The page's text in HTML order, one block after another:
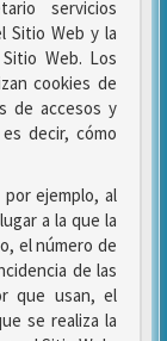
servicios
Sitio Web y la
Web. Los
cookies de
de accesos y
decir, cómo
ejemplo, al
a la que la
el número de
de las
que usan, el
se realiza la